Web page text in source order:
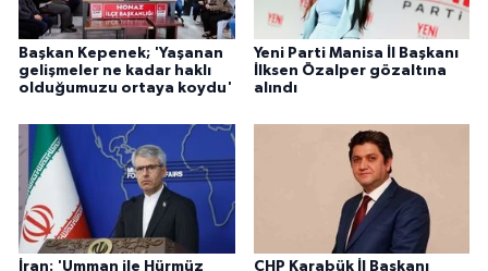
Başkan Kepenek; 'Yaşanan
gelişmeler ne kadar haklı
olduğumuzu ortaya koydu'
Yeni Parti Manisa İl Başkanı
İlksen Özalper gözaltına
alındı
İran: 'Umman ile Hürmüz CHP Karabük İl Başkanı